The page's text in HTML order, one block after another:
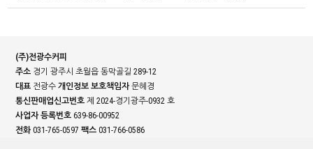
(주)전광수커피
주소 경기 광주시 초월읍 동막골길 289-12
대표 전광수개인정보 보호책임자문혜경
통신판매업신고번호 제 2024-경기광주-0932 호
사업자 등록번호 639-86-00952
전화 031-765-0597팩스 031-766-0586